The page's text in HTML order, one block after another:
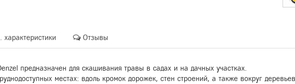
характеристики Отзывы
предназначен для скашивания травы в садах и на дачных участках.
местах: вдоль кромок дорожек, стен строений, а также вокруг